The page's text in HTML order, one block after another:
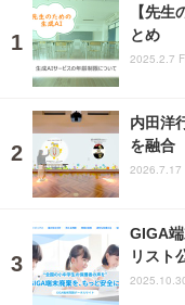
【先生
とめ
2025.2.7
内田洋
を融合
2026.7.17
GIGA
リスト